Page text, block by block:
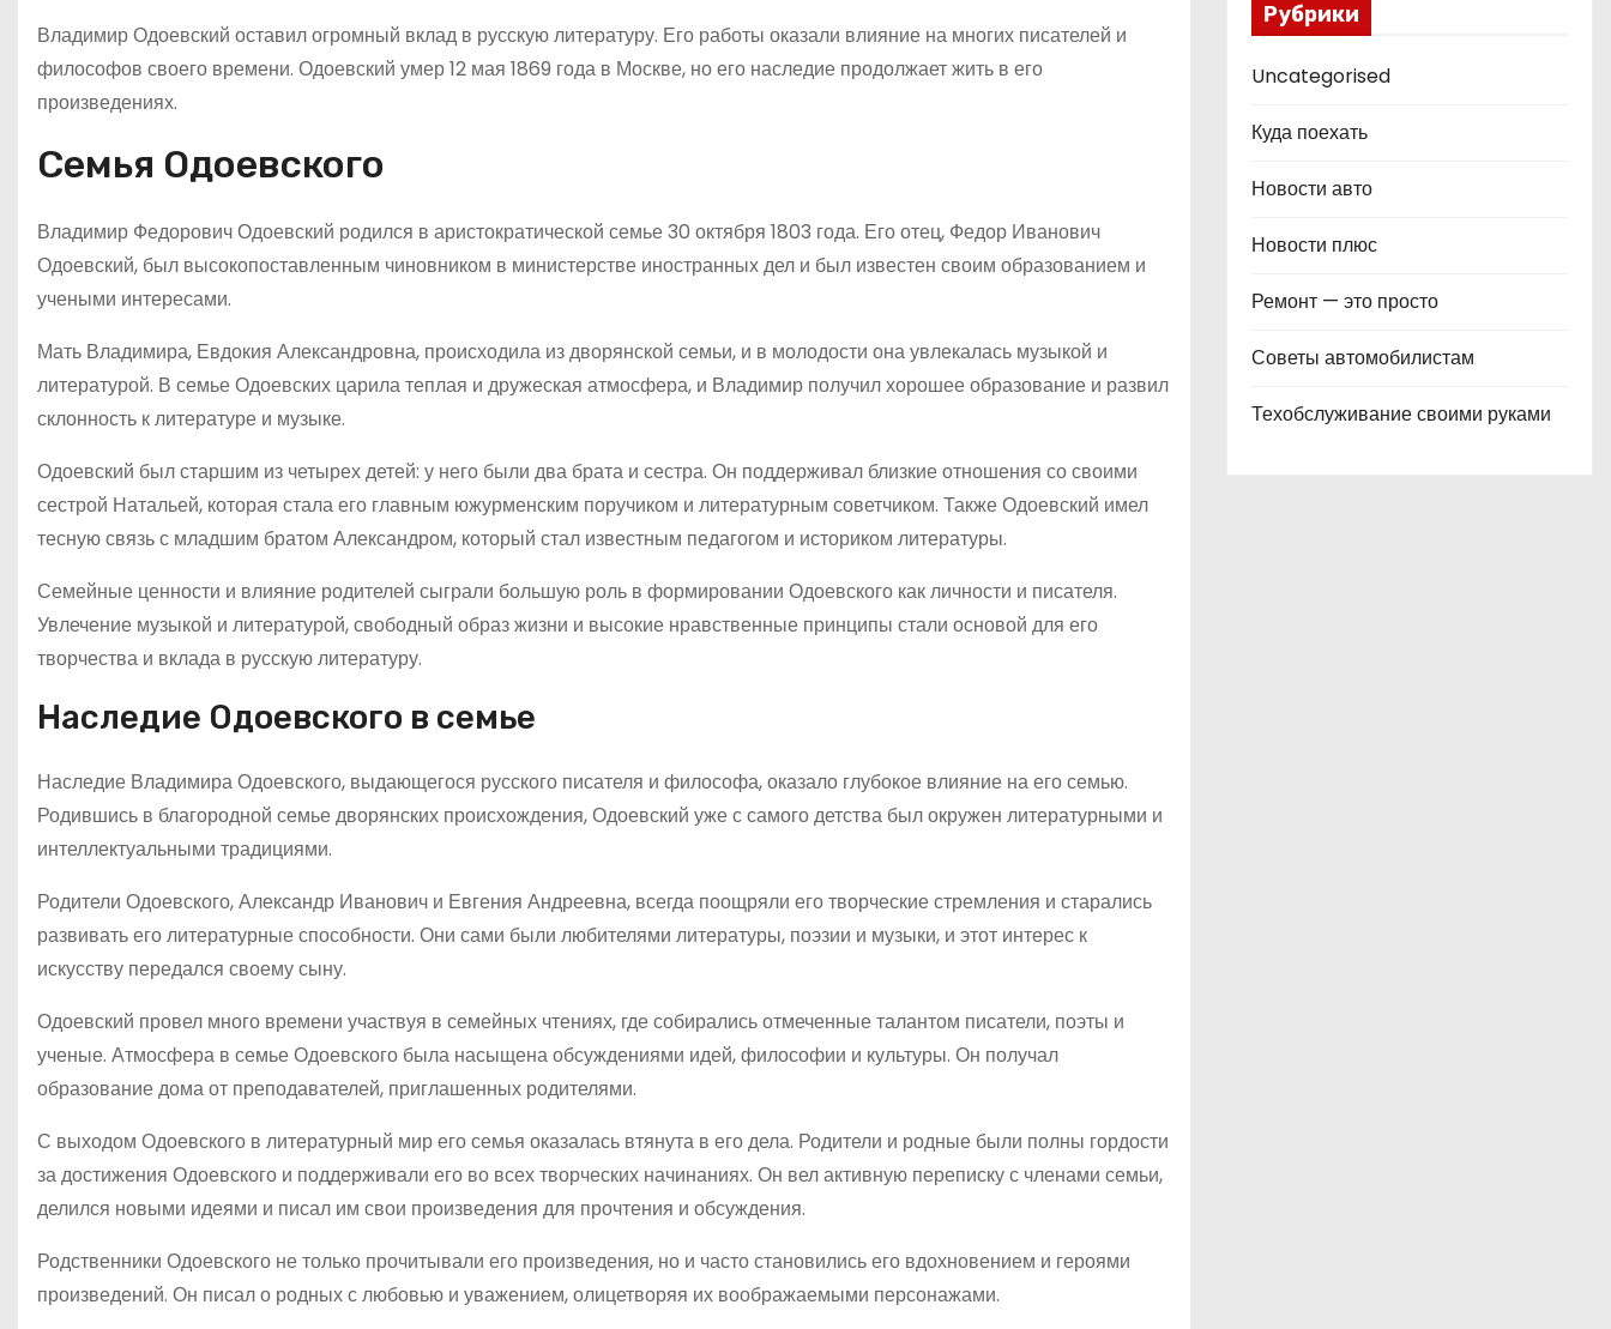
Владимир Одоевский оставил огромный вклад в русскую литературу. Его работы оказали влияние на многих писателей и
философов своего времени. Одоевский умер 12 мая 1869 года в Москве, но его наследие продолжает жить в его
произведениях.
Семья Одоевского
Владимир Федорович Одоевский родился в аристократической семье 30 октября 1803 года. Его отец, Федор Иванович
Одоевский, был высокопоставленным чиновником в министерстве иностранных дел и был известен своим образованием и
учеными интересами.
Мать Владимира, Евдокия Александровна, происходила из дворянской семьи, и в молодости она увлекалась музыкой и
литературой. В семье Одоевских царила теплая и дружеская атмосфера, и Владимир получил хорошее образование и развил
склонность к литературе и музыке.
Одоевский был старшим из четырех детей: у него были два брата и сестра. Он поддерживал близкие отношения со своими
сестрой Натальей, которая стала его главным южурменским поручиком и литературным советчиком. Также Одоевский имел
тесную связь с младшим братом Александром, который стал известным педагогом и историком литературы.
Семейные ценности и влияние родителей сыграли большую роль в формировании Одоевского как личности и писателя.
Увлечение музыкой и литературой, свободный образ жизни и высокие нравственные принципы стали основой для его
творчества и вклада в русскую литературу.
Наследие Одоевского в семье
Наследие Владимира Одоевского, выдающегося русского писателя и философа, оказало глубокое влияние на его семью.
Родившись в благородной семье дворянских происхождения, Одоевский уже с самого детства был окружен литературными и
интеллектуальными традициями.
Родители Одоевского, Александр Иванович и Евгения Андреевна, всегда поощряли его творческие стремления и старались
развивать его литературные способности. Они сами были любителями литературы, поэзии и музыки, и этот интерес к
искусству передался своему сыну.
Одоевский провел много времени участвуя в семейных чтениях, где собирались отмеченные талантом писатели, поэты и
ученые. Атмосфера в семье Одоевского была насыщена обсуждениями идей, философии и культуры. Он получал
образование дома от преподавателей, приглашенных родителями.
С выходом Одоевского в литературный мир его семья оказалась втянута в его дела. Родители и родные были полны гордости
за достижения Одоевского и поддерживали его во всех творческих начинаниях. Он вел активную переписку с членами семьи,
делился новыми идеями и писал им свои произведения для прочтения и обсуждения.
Родственники Одоевского не только прочитывали его произведения, но и часто становились его вдохновением и героями
произведений. Он писал о родных с любовью и уважением, олицетворяя их воображаемыми персонажами.
Рубрики
Uncategorised
Куда поехать
Новости авто
Новости плюс
Ремонт — это просто
Советы автомобилистам
Техобслуживание своими руками